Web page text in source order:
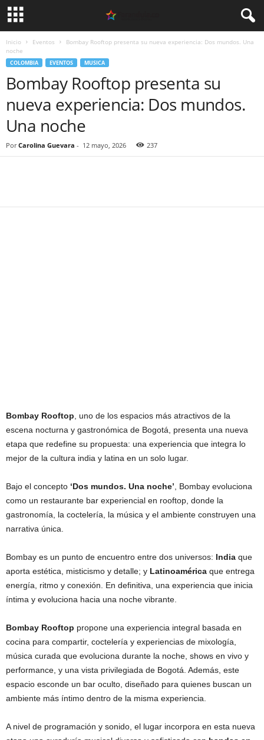
Inicio Eventos
Bombay Rooftop presenta su nueva experiencia: Dos mundos. Una
noche
COLOMBIA EVENTOS MUSICA
Bombay Rooftop presenta su
nueva experiencia: Dos mundos.
Una noche
Por Carolina Guevara - 12 mayo, 2026 237
Bombay Rooftop , uno de los espacios más atractivos de la
escena nocturna y gastronómica de Bogotá, presenta una nueva
etapa que redefine su propuesta: una experiencia que integra lo
mejor de la cultura india y latina en un solo lugar.
Bajo el concepto ‘Dos mundos. Una noche’ , Bombay evoluciona
como un restaurante bar experiencial en rooftop, donde la
gastronomía, la coctelería, la música y el ambiente construyen una
narrativa única.
Bombay es un punto de encuentro entre dos universos: India que
aporta estética, misticismo y detalle; y Latinoamérica que entrega
energía, ritmo y conexión. En definitiva, una experiencia que inicia
íntima y evoluciona hacia una noche vibrante.
Bombay Rooftop propone una experiencia integral basada en
cocina para compartir, coctelería y experiencias de mixología,
música curada que evoluciona durante la noche, shows en vivo y
performance, y una vista privilegiada de Bogotá. Además, este
espacio esconde un bar oculto, diseñado para quienes buscan un
ambiente más íntimo dentro de la misma experiencia.
A nivel de programación y sonido, el lugar incorpora en esta nueva